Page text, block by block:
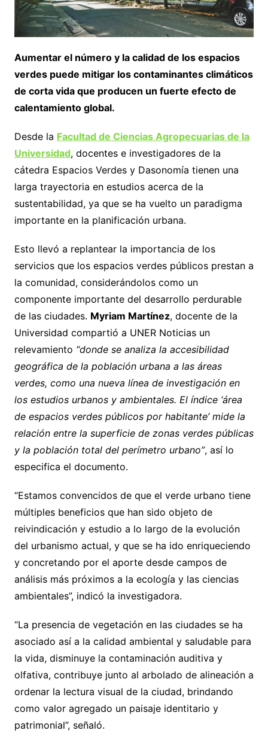
Aumentar el número y la calidad de los espacios
verdes puede mitigar los contaminantes climáticos
de corta vida que producen un fuerte efecto de
calentamiento global.
Desde la Facultad de Ciencias Agropecuarias de la
Universidad, docentes e investigadores de la
cátedra Espacios Verdes y Dasonomía tienen una
larga trayectoria en estudios acerca de la
sustentabilidad, ya que se ha vuelto un paradigma
importante en la planificación urbana.
Esto llevó a replantear la importancia de los
servicios que los espacios verdes públicos prestan a
la comunidad, considerándolos como un
componente importante del desarrollo perdurable
de las ciudades. Myriam Martínez, docente de la
Universidad compartió a UNER Noticias un
relevamiento “donde se analiza la accesibilidad
geográfica de la población urbana a las áreas
verdes, como una nueva línea de investigación en
los estudios urbanos y ambientales. El índice ‘área
de espacios verdes públicos por habitante’ mide la
relación entre la superficie de zonas verdes públicas
y la población total del perímetro urbano”, así lo
especifica el documento.
“Estamos convencidos de que el verde urbano tiene
múltiples beneficios que han sido objeto de
reivindicación y estudio a lo largo de la evolución
del urbanismo actual, y que se ha ido enriqueciendo
y concretando por el aporte desde campos de
análisis más próximos a la ecología y las ciencias
ambientales”, indicó la investigadora.
“La presencia de vegetación en las ciudades se ha
asociado así a la calidad ambiental y saludable para
la vida, disminuye la contaminación auditiva y
olfativa, contribuye junto al arbolado de alineación a
ordenar la lectura visual de la ciudad, brindando
como valor agregado un paisaje identitario y
patrimonial”, señaló.